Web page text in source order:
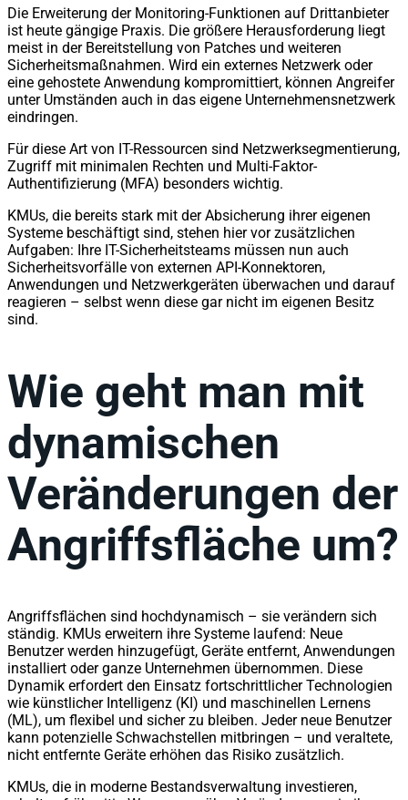
Die Erweiterung der Monitoring-Funktionen auf Drittanbieter
ist heute gängige Praxis. Die größere Herausforderung liegt
meist in der Bereitstellung von Patches und weiteren
Sicherheitsmaßnahmen. Wird ein externes Netzwerk oder
eine gehostete Anwendung kompromittiert, können Angreifer
unter Umständen auch in das eigene Unternehmensnetzwerk
eindringen.
Für diese Art von IT-Ressourcen sind Netzwerksegmentierung,
Zugriff mit minimalen Rechten und Multi-Faktor-
Authentifizierung (MFA) besonders wichtig.
KMUs, die bereits stark mit der Absicherung ihrer eigenen
Systeme beschäftigt sind, stehen hier vor zusätzlichen
Aufgaben: Ihre IT-Sicherheitsteams müssen nun auch
Sicherheitsvorfälle von externen API-Konnektoren,
Anwendungen und Netzwerkgeräten überwachen und darauf
reagieren – selbst wenn diese gar nicht im eigenen Besitz
sind.
Wie geht man mit
dynamischen
Veränderungen der
Angriffsfläche um?
Angriffsflächen sind hochdynamisch – sie verändern sich
ständig. KMUs erweitern ihre Systeme laufend: Neue
Benutzer werden hinzugefügt, Geräte entfernt, Anwendungen
installiert oder ganze Unternehmen übernommen. Diese
Dynamik erfordert den Einsatz fortschrittlicher Technologien
wie künstlicher Intelligenz (KI) und maschinellen Lernens
(ML), um flexibel und sicher zu bleiben. Jeder neue Benutzer
kann potenzielle Schwachstellen mitbringen – und veraltete,
nicht entfernte Geräte erhöhen das Risiko zusätzlich.
KMUs, die in moderne Bestandsverwaltung investieren,